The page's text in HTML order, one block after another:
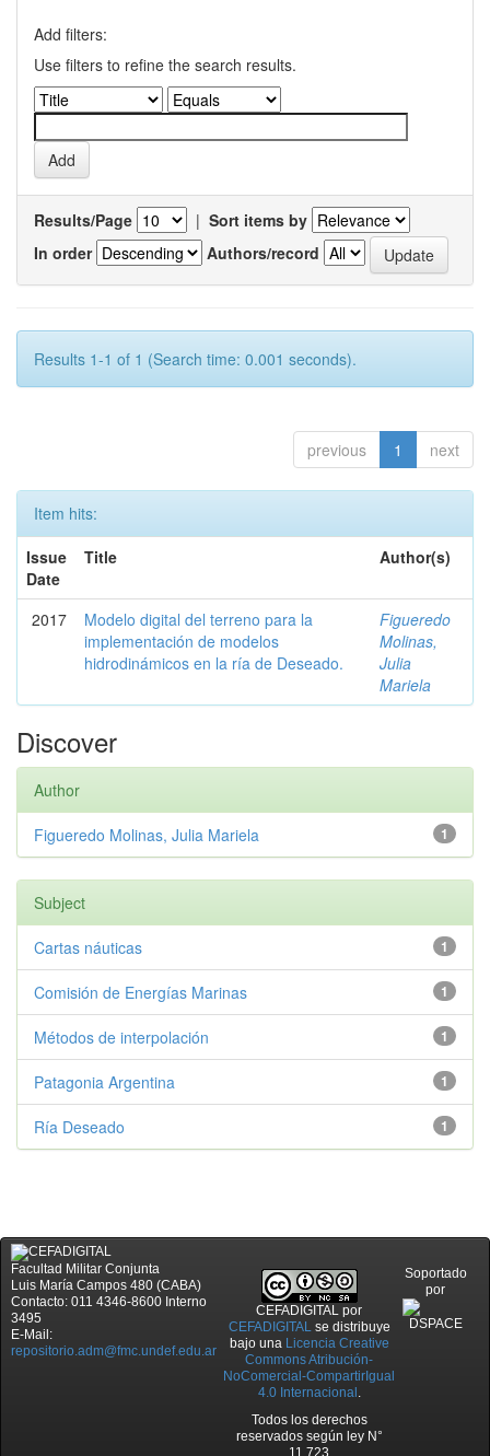
Add filters:
Use filters to refine the search results.
Results/Page | Sort items by
In order
Authors/record
Results 1-1 of 1 (Search time: 0.001 seconds).
previous 1 next
Item hits:
Issue
Date
Title Author(s)
2017
Modelo digital del terreno para la
implementación de modelos
hidrodinámicos en la ría de Deseado.
Figueredo
Molinas,
Julia
Mariela
Discover
Author
1
Figueredo Molinas, Julia Mariela
Subject
1
Cartas náuticas
1
Comisión de Energías Marinas
1
Métodos de interpolación
1
Patagonia Argentina
1
Ría Deseado
Facultad Militar Conjunta
Luis María Campos 480 (CABA)
Contacto: 011 4346-8600 Interno
3495
E-Mail:
repositorio.adm@fmc.undef.edu.ar
CEFADIGITAL por
CEFADIGITALse distribuye
bajo una Licencia Creative
Commons Atribución-
NoComercial-CompartirIgual
4.0 Internacional .
Todos los derechos
reservados según ley N°
11.723
Soportado
por